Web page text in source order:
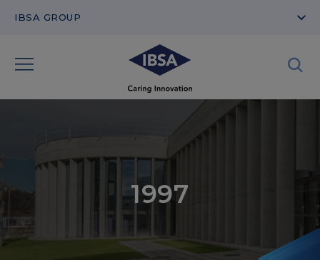
IBSA GROUP
1997